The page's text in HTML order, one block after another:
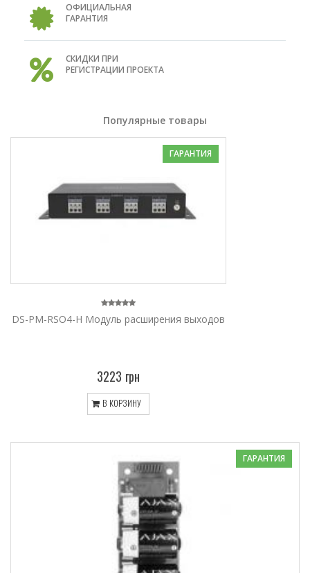
ОФИЦИАЛЬНАЯ
ГАРАНТИЯ
СКИДКИ ПРИ
РЕГИСТРАЦИИ ПРОЕКТА
Популярные товары
ГАРАНТИЯ
DS-PM-RSO4-H Модуль расширения выходов
3223 грн
В КОРЗИНУ
ГАРАНТИЯ